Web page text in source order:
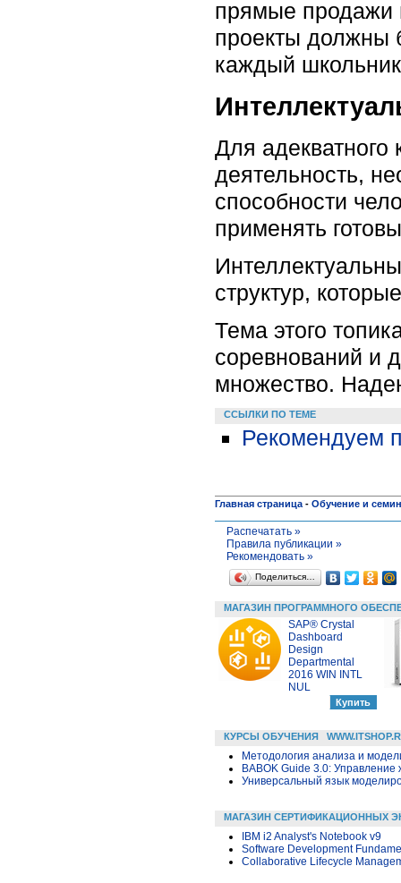
прямые продажи
проекты должны
каждый
Для адекватного
деятельность,
способности
применять
структур,
Тема этого
соревнований и
множество.
ССЫЛКИ ПО ТЕМЕ
Рекомендуем
Главная страница - Обучение и
Распечатать »
Правила публикации »
Рекомендовать »
Поделиться…
МАГАЗИН ПРОГРАММНОГО
SAP® Crystal
Dashboard
Design
Departmental
2016 WIN INTL
NUL
КУРСЫ ОБУЧЕНИЯ
Методология анализа и
BABOK Guide 3.0:
Универсальный язык
МАГАЗИН СЕРТИФИКАЦИОННЫХ
IBM i2 Analyst's Notebook v9
Software Development
Collaborative Lifecycle